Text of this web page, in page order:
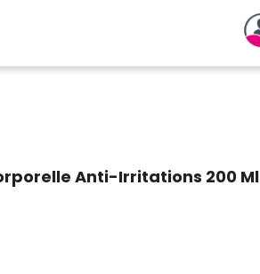
Anti-Irritations 200 Ml